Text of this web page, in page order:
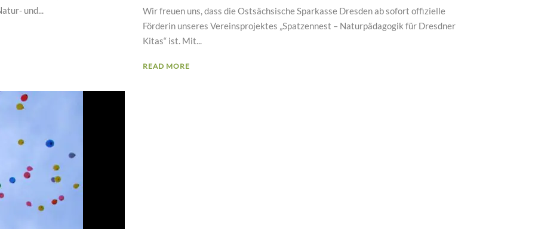
und...
Wir freuen uns, dass die Ostsächsische Sparkasse Dresden ab sofort offizielle
Förderin unseres Vereinsprojektes „Spatzennest – Naturpädagogik für Dresdner
Kitas“ ist. Mit...
READ MORE